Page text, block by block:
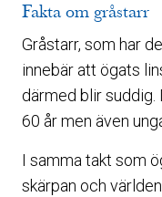
Fakta om gråstarr
Gråstarr, som har
innebär att ögats
därmed blir
60 år men även
I samma takt som
skärpan och